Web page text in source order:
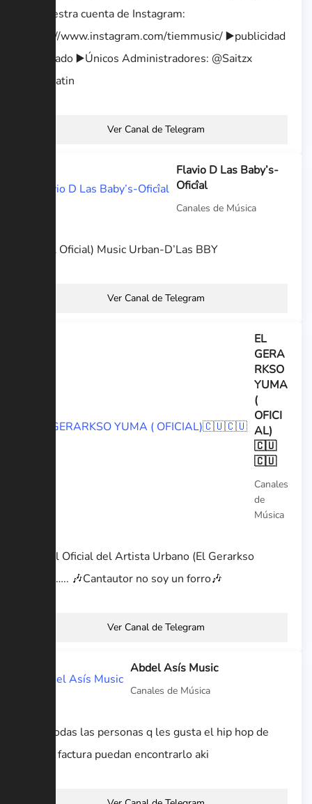
en nuestra cuenta de Instagram:
https://www.instagram.com/tiemmusic/ ▶️publicidad
al privado ▶️Únicos Administradores: @Saitzx
@Leviatin
Ver Canal de Telegram
Flavio D Las Baby’s-
Oficîal
Canales de Música
(Canal Oficial) Music Urban-D’Las BBY
Ver Canal de Telegram
EL
GERA
RKSO
YUMA
(
OFICI
AL)
🇨🇺
🇨🇺
Canales
de
Música
🎙Canal Oficial del Artista Urbano (El Gerarkso
Yuma)….. 🎶Cantautor no soy un forro🎶
Ver Canal de Telegram
Abdel Asís Music
Canales de Música
Para todas las personas q les gusta el hip hop de
buena factura puedan encontrarlo aki